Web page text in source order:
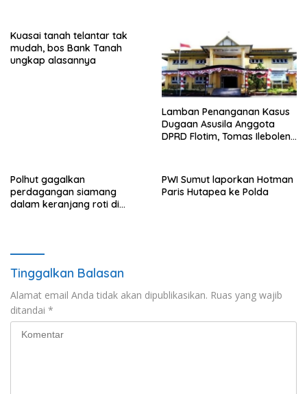
Saamah
Kuasai tanah telantar tak
mudah, bos Bank Tanah
ungkap alasannya
Lamban Penanganan Kasus
Dugaan Asusila Anggota
DPRD Flotim, Tomas Ileboleng
Polhut gagalkan
perdagangan siamang
dalam keranjang roti di
PWI Sumut laporkan Hotman
Paris Hutapea ke Polda
Tinggalkan Balasan
Alamat email Anda tidak akan dipublikasikan. Ruas yang wajib
ditandai *